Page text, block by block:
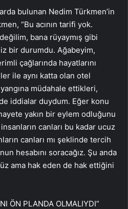
bulunan Nedim Türkmen’in
“Bu acının tarifi yok.
bana rüyaymış gibi
bir durumdu. Ağabeyim,
çağlarında hayatlarını
ile aynı katta olan otel
müdahale ettikleri,
iddialar duydum. Eğer konu
yakın bir eylem odluğunu
canları bu kadar ucuz
canları mı şeklinde tercih
hesabını soracağız. Şu anda
ama hak eden de hak ettiğini
ÖN PLANDA OLMALIYDI”